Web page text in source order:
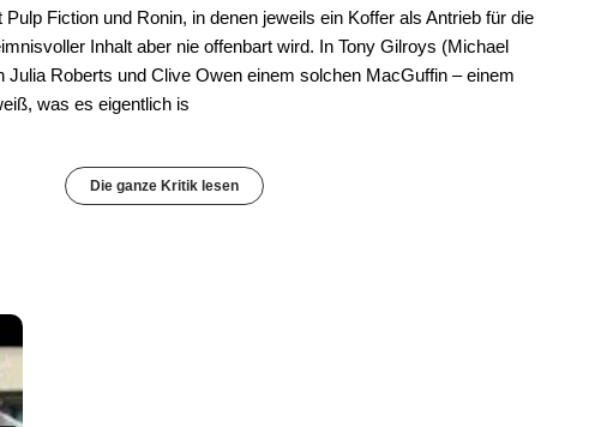
Fiction und Ronin, in denen jeweils ein Koffer als Antrieb für die
Inhalt aber nie offenbart wird. In Tony Gilroys (Michael
Julia Roberts und Clive Owen einem solchen MacGuffin – einem
was es eigentlich is
Die ganze Kritik lesen